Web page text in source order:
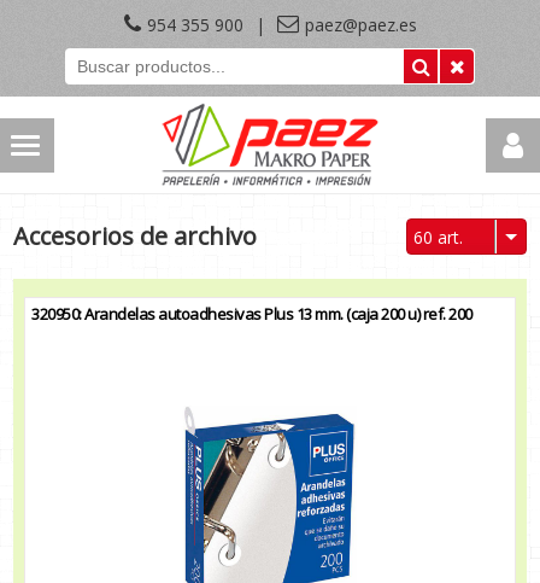
954 355 900 | paez@paez.es
Accesorios de archivo 60 art.
320950: Arandelas autoadhesivas Plus 13 mm. (caja 200 u) ref. 200